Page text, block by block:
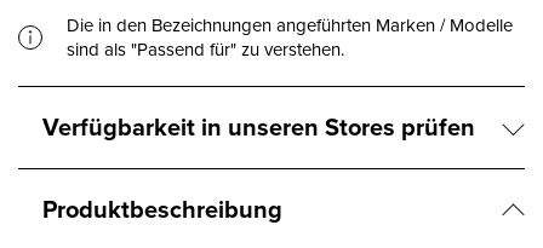
Die in den Bezeichnungen angeführten Marken / Modelle
sind als "Passend für" zu verstehen.
Verfügbarkeit in unseren Stores prüfen
Produktbeschreibung